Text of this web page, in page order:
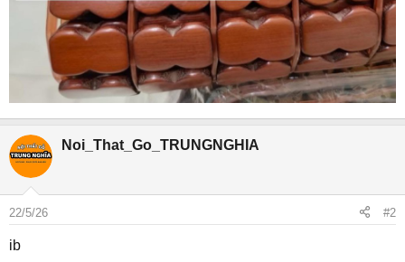
Noi_That_Go_TRUNGNGHIA
22/5/26 #2
ib